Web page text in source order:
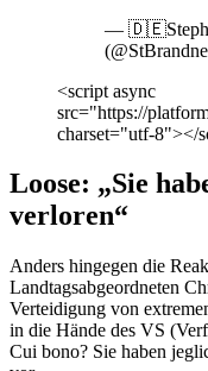
—
<script async
src="https://
charset="utf-8"></
Loose: „Sie
verloren“
Anders hingegen die
Landtagsabgeordneten
Verteidigung von
in die Hände des VS
Cui bono? Sie haben